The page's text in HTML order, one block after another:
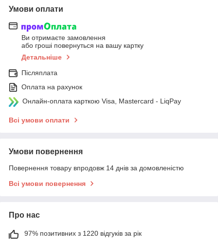
Умови оплати
Ви отримаєте замовлення
або гроші повернуться на вашу картку
Детальніше
Післяплата
Оплата на рахунок
Онлайн-оплата карткою Visa, Mastercard - LiqPay
Всі умови оплати
Умови повернення
Повернення товару впродовж 14 днів за домовленістю
Всі умови повернення
Про нас
97% позитивних з 1220 відгуків за рік